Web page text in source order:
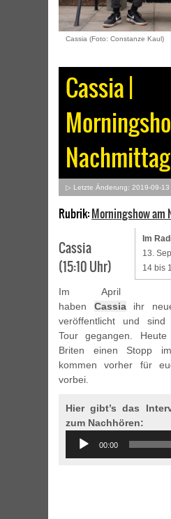
Cassia (Foto: Constanze Kaul)
Cassia |
Nachmittag
▷ Letzte Änderung: 2019-09-13
Rubrik:Morningshow am
Im
13.
14 bis
Cassia
(15:10 Uhr)
Im April
haben Cassiaihr
veröffentlicht und sind
Tour gegangen.
Briten einen Stopp
kommen vorher für
vorbei.
Hier gibt’s das
zum Nachhören:
Audio
Player
00:00